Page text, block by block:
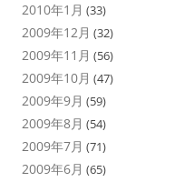
2010年1月 (33)
2009年12月 (32)
2009年11月 (56)
2009年10月 (47)
2009年9月 (59)
2009年8月 (54)
2009年7月 (71)
2009年6月 (65)